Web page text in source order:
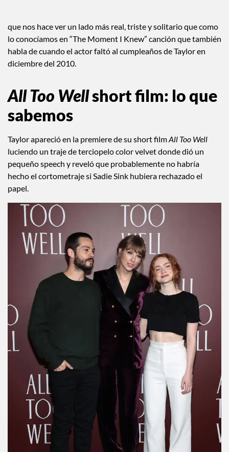
que nos hace ver un lado más real, triste y solitario que como
lo conocíamos en “The Moment I Knew” canción que también
habla de cuando el actor faltó al cumpleaños de Taylor en
diciembre del 2010.
All Too Wellshort film: lo que
sabemos
Taylor apareció en la premiere de su short filmAll Too Well
luciendo un traje de terciopelo color velvet donde dió un
pequeño speech y reveló que probablemente no habría
hecho el cortometraje si Sadie Sink hubiera rechazado el
papel.